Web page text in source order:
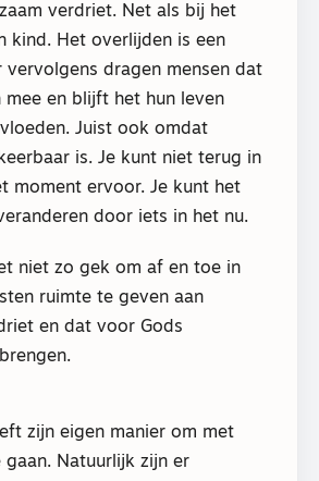
verdriet. Net als bij het
kind. Het overlijden is een
vervolgens dragen mensen dat
mee en blijft het hun leven
Juist ook omdat
is. Je kunt niet terug in
moment ervoor. Je kunt het
door iets in het nu.
niet zo gek om af en toe in
ruimte te geven aan
en dat voor Gods
zijn eigen manier om met
Natuurlijk zijn er